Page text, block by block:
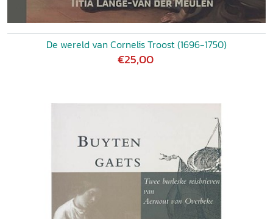
De wereld van Cornelis Troost (1696-1750)
€25,00